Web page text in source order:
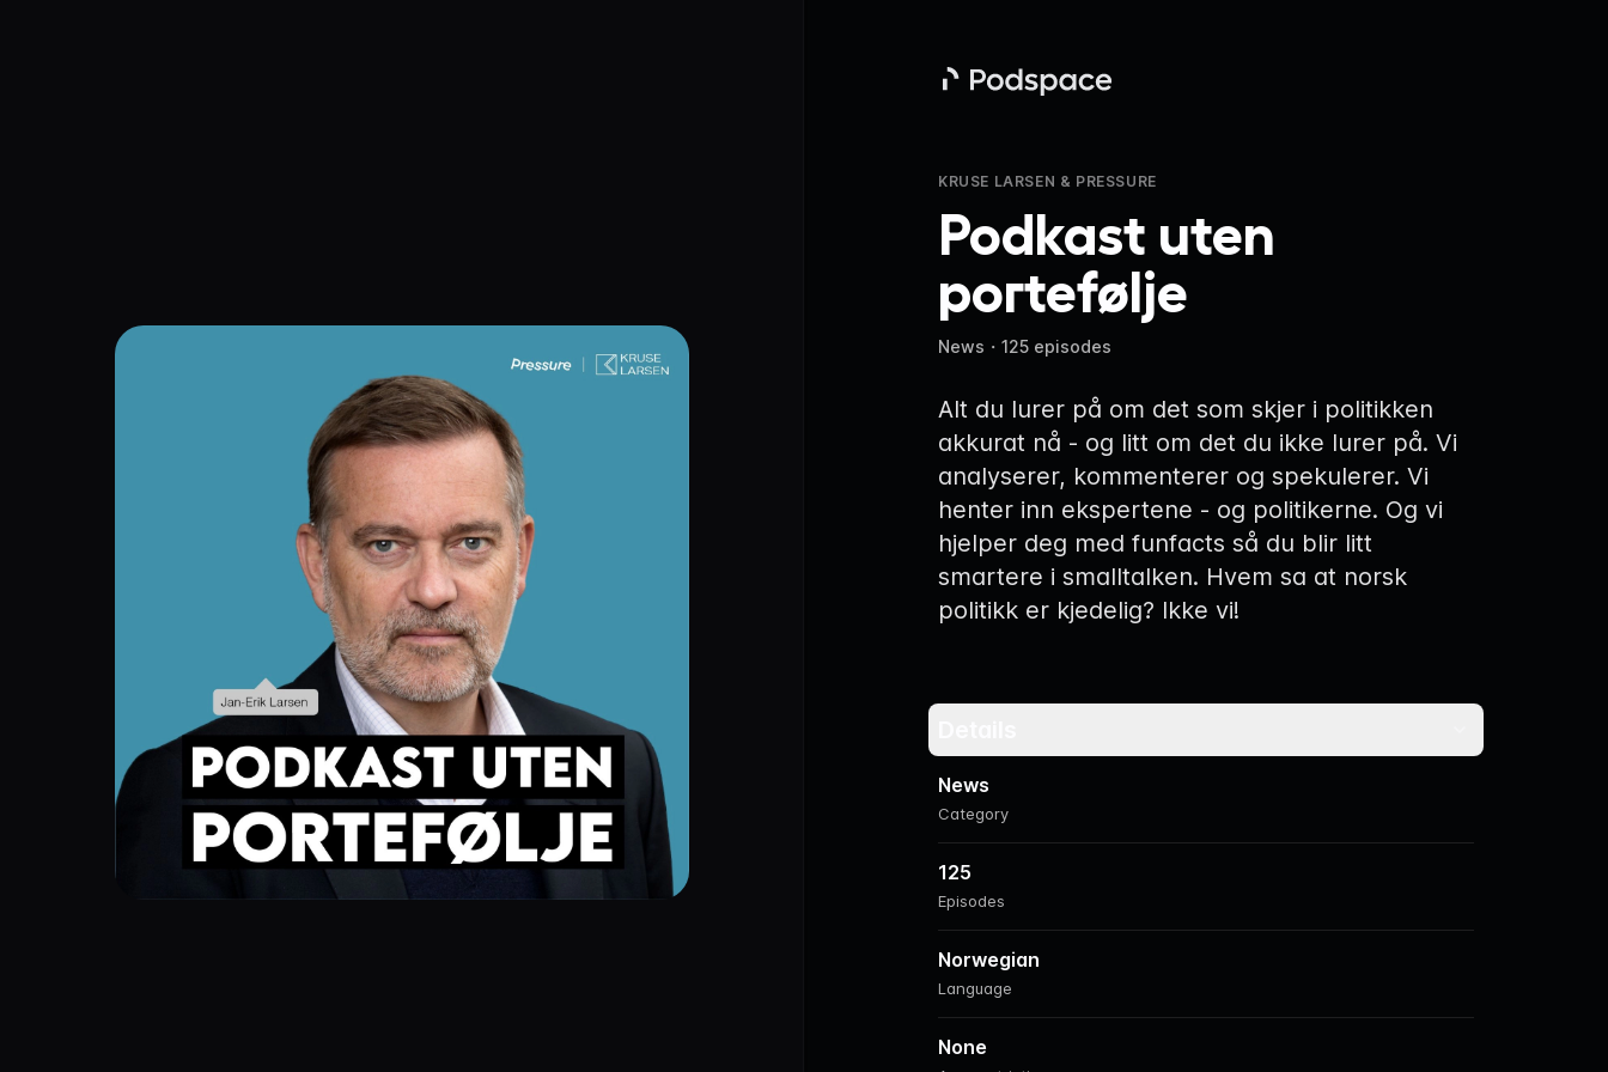
Podspace
KRUSE LARSEN & PRESSURE
Podkast uten
portefølje
News ・ 125 episodes
Alt du lurer på om det som skjer i politikken
akkurat nå - og litt om det du ikke lurer på. Vi
analyserer, kommenterer og spekulerer. Vi
henter inn ekspertene - og politikerne. Og vi
hjelper deg med funfacts så du blir litt
smartere i smalltalken. Hvem sa at norsk
politikk er kjedelig? Ikke vi!
Category
News
Episodes
125
Language
Norwegian
None